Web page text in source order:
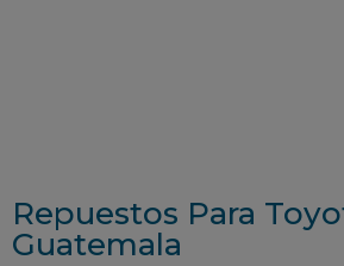
Repuestos Para
Guatemala